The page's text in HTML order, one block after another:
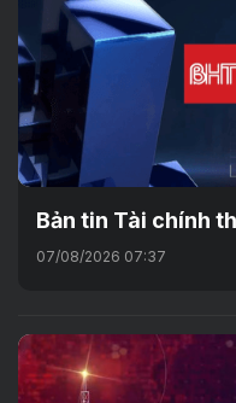
Bản tin Tài chính
07/08/2026 07:37